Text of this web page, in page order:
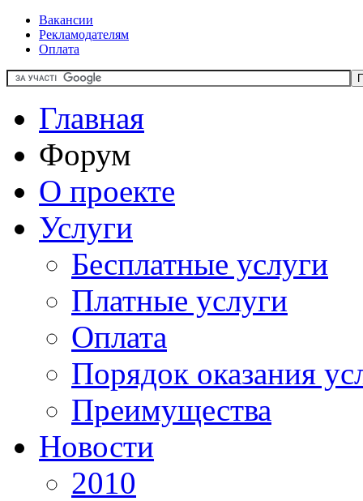
Вакансии
Рекламодателям
Оплата
Главная
Форум
О проекте
Услуги
Бесплатные услуги
Платные услуги
Оплата
Порядок оказания
Преимущества
Новости
2010